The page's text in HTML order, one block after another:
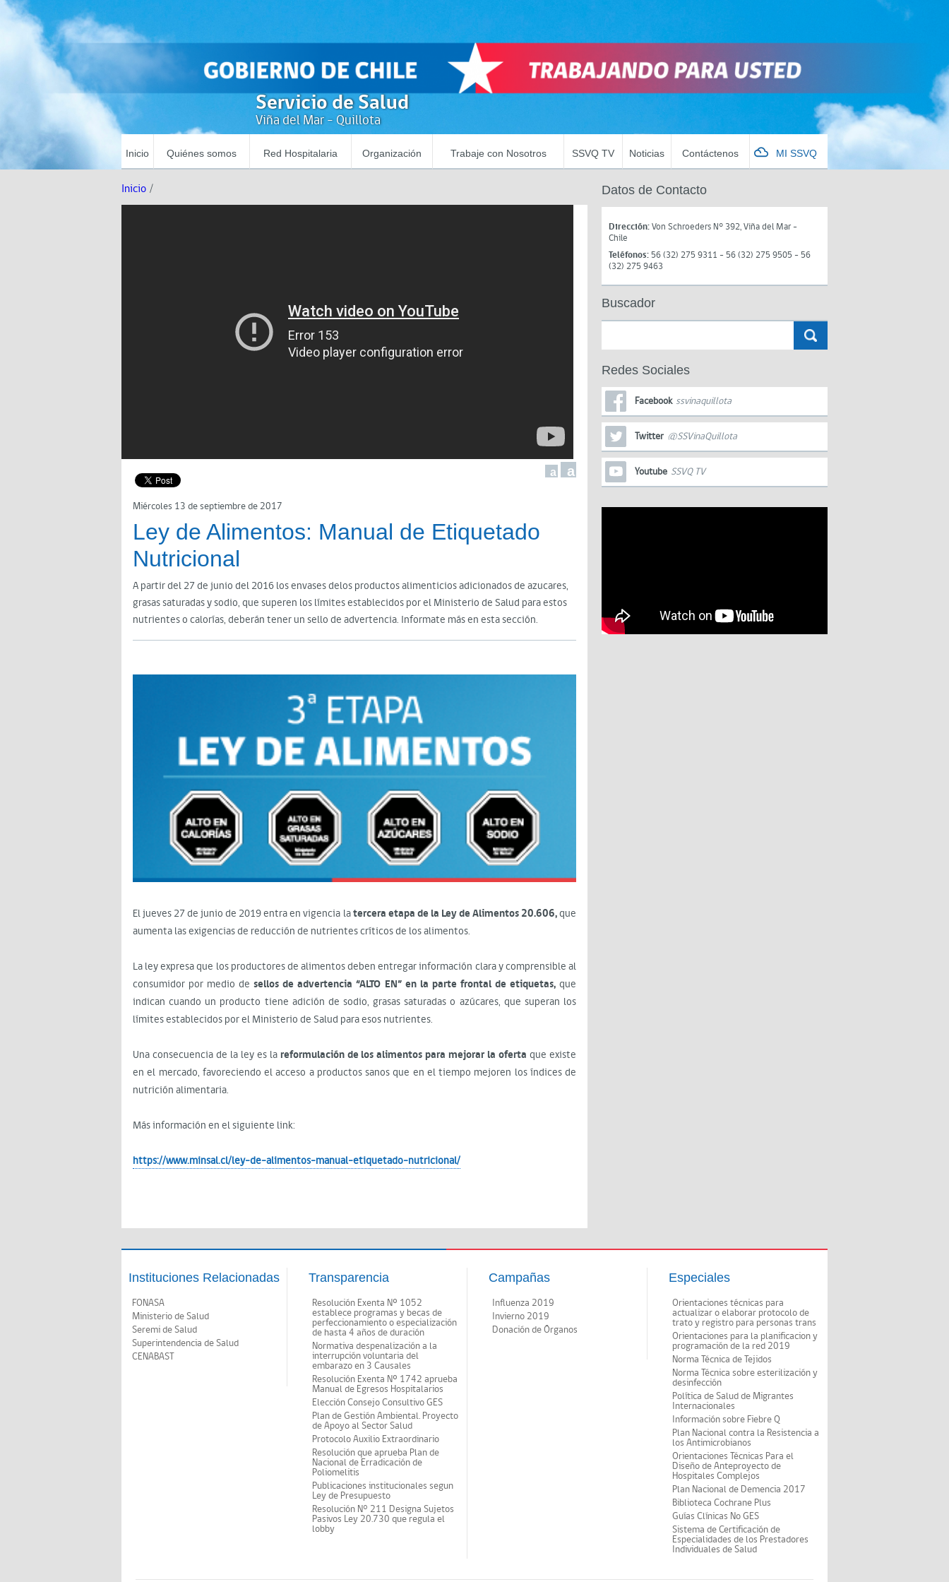
Servicio de Salud
Viña del Mar - Quillota
Inicio Quiénes somos Red Hospitalaria Organización Trabaje con Nosotros SSVQ TV Noticias Contáctenos MI SSVQ
Inicio /
a a
Miércoles 13 de septiembre de 2017
Ley de Alimentos: Manual de Etiquetado
Nutricional
A partir del 27 de junio del 2016 los envases delos productos alimenticios adicionados de azucares,
grasas saturadas y sodio, que superen los límites establecidos por el Ministerio de Salud para estos
nutrientes o calorías, deberán tener un sello de advertencia. Informate más en esta sección.
El jueves 27 de junio de 2019 entra en vigencia latercera etapa de la Ley de Alimentos 20.606,que
aumenta las exigencias de reducción de nutrientes críticos de los alimentos.
La ley expresa que los productores de alimentos deben entregar información clara y comprensible al
consumidor por medio desellos de advertencia “ALTO EN” en la parte frontal de etiquetas,que
indican cuando un producto tiene adición de sodio, grasas saturadas o azúcares, que superan los
límites establecidos por el Ministerio de Salud para esos nutrientes.
Una consecuencia de la ley es la reformulación de los alimentos para mejorar la oferta que existe
en el mercado, favoreciendo el acceso a productos sanos que en el tiempo mejoren los índices de
nutrición alimentaria.
Más información en el siguiente link:
https://www.minsal.cl/ley-de-alimentos-manual-etiquetado-nutricional/
Datos de Contacto
Dirección:Von Schroeders N° 392, Viña del Mar -
Chile
Teléfonos: 56 (32) 275 9311 - 56 (32) 275 9505 - 56
(32) 275 9463
Buscador
Redes Sociales
Facebook ssvinaquillota
Twitter @SSVinaQuillota
Youtube SSVQ TV
Instituciones Relacionadas
FONASA
Ministerio de Salud
Seremi de Salud
Superintendencia de Salud
CENABAST
Transparencia
Resolución Exenta Nº 1052
establece programas y becas de
perfeccionamiento o especialización
de hasta 4 años de duración
Normativa despenalización a la
interrupción voluntaria del
embarazo en 3 Causales
Resolución Exenta Nº 1742 aprueba
Manual de Egresos Hospitalarios
Elección Consejo Consultivo GES
Plan de Gestión Ambiental. Proyecto
de Apoyo al Sector Salud
Protocolo Auxilio Extraordinario
Resolución que aprueba Plan de
Nacional de Erradicación de
Poliomelitis
Publicaciones institucionales segun
Ley de Presupuesto
Resolución N° 211 Designa Sujetos
Pasivos Ley 20.730 que regula el
lobby
Campañas
Influenza 2019
Invierno 2019
Donación de Órganos
Especiales
Orientaciones técnicas para
actualizar o elaborar protocolo de
trato y registro para personas trans
Orientaciones para la planificacion y
programación de la red 2019
Norma Técnica de Tejidos
Norma Técnica sobre esterilización y
desinfección
Política de Salud de Migrantes
Internacionales
Información sobre Fiebre Q
Plan Nacional contra la Resistencia a
los Antimicrobianos
Orientaciones Técnicas Para el
Diseño de Anteproyecto de
Hospitales Complejos
Plan Nacional de Demencia 2017
Biblioteca Cochrane Plus
Guías Clínicas No GES
Sistema de Certificación de
Especialidades de los Prestadores
Individuales de Salud